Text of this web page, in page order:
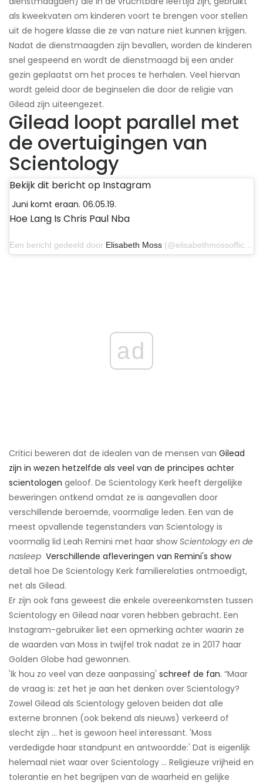
als kweekvaten om kinderen voort te brengen voor stellen
uit de hogere klasse die ze van nature niet kunnen krijgen.
Nadat de dienstmaagden zijn bevallen, worden de kinderen
snel gespeend en wordt de dienstmaagd bij een ander
gezin geplaatst om het proces te herhalen. Veel hiervan
wordt geleid door de beginselen die door de religie van
Gilead zijn uiteengezet.
Gilead loopt parallel met
de overtuigingen van
Scientology
Bekijk dit bericht op Instagram
Juni komt eraan. 06.05.19.
Hoe Lang Is Chris Paul Nba
Een bericht gedeeld door Elisabeth Moss (@elisabethmossofficial) op 2 juni 2019 om 10:38 uur PDT
ad
Critici beweren dat de idealen van de mensen van Gilead
zijn in wezen hetzelfde als veel van de principes achter
scientologen geloof. De Scientology Kerk heeft dergelijke
beweringen ontkend omdat ze is aangevallen door
verschillende beroemde, voormalige leden. Een van de
meest opvallende tegenstanders van Scientology is
voormalig lid Leah Remini met haar show Scientology en de
nasleep Verschillende afleveringen van Remini's show
detail hoe De Scientology Kerk familierelaties ontmoedigt,
net als Gilead.
Er zijn ook fans geweest die enkele overeenkomsten tussen
Scientology en Gilead naar voren hebben gebracht. Een
Instagram-gebruiker liet een opmerking achter waarin ze
de waarden van Moss in twijfel trok nadat ze in 2017 haar
Golden Globe had gewonnen.
'Ik hou zo veel van deze aanpassing' schreef de fan. “Maar
de vraag is: zet het je aan het denken over Scientology?
Zowel Gilead als Scientology geloven beiden dat alle
externe bronnen (ook bekend als nieuws) verkeerd of
slecht zijn ... het is gewoon heel interessant. 'Moss
verdedigde haar standpunt en antwoordde:' Dat is eigenlijk
helemaal niet waar over Scientology ... Religieuze vrijheid en
tolerantie en het begrijpen van de waarheid en gelijke